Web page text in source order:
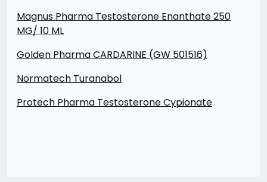
Magnus Pharma Testosterone Enanthate 250
MG/ 10 ML
Golden Pharma CARDARINE (GW 501516)
Normatech Turanabol
Protech Pharma Testosterone Cypionate